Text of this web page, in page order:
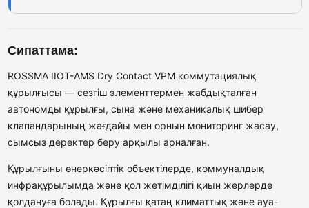
Сипаттама:
ROSSMA IIOT-AMS Dry Contact VPM коммутациялық
құрылғысы — сезгіш элементтермен жабдықталған
автономды құрылғы, сына және механикалық шибер
клапандарының жағдайы мен орнын мониторинг жасау,
сымсыз деректер беру арқылы арналған.
Құрылғыны өнеркәсіптік объектілерде, коммуналдық
инфрақұрылымда және қол жетімділігі қиын жерлерде
қолдануға болады. Құрылғы қатаң климаттық және ауа-